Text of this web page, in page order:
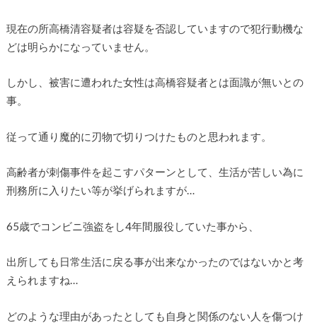
現在の所高橋清容疑者は容疑を否認していますので犯行動機な
どは明らかになっていません。
しかし、被害に遭われた女性は高橋容疑者とは面識が無いとの
事。
従って通り魔的に刃物で切りつけたものと思われます。
高齢者が刺傷事件を起こすパターンとして、生活が苦しい為に
刑務所に入りたい等が挙げられますが…
65歳でコンビニ強盗をし4年間服役していた事から、
出所しても日常生活に戻る事が出来なかったのではないかと考
えられますね…
どのような理由があったとしても自身と関係のない人を傷つけ